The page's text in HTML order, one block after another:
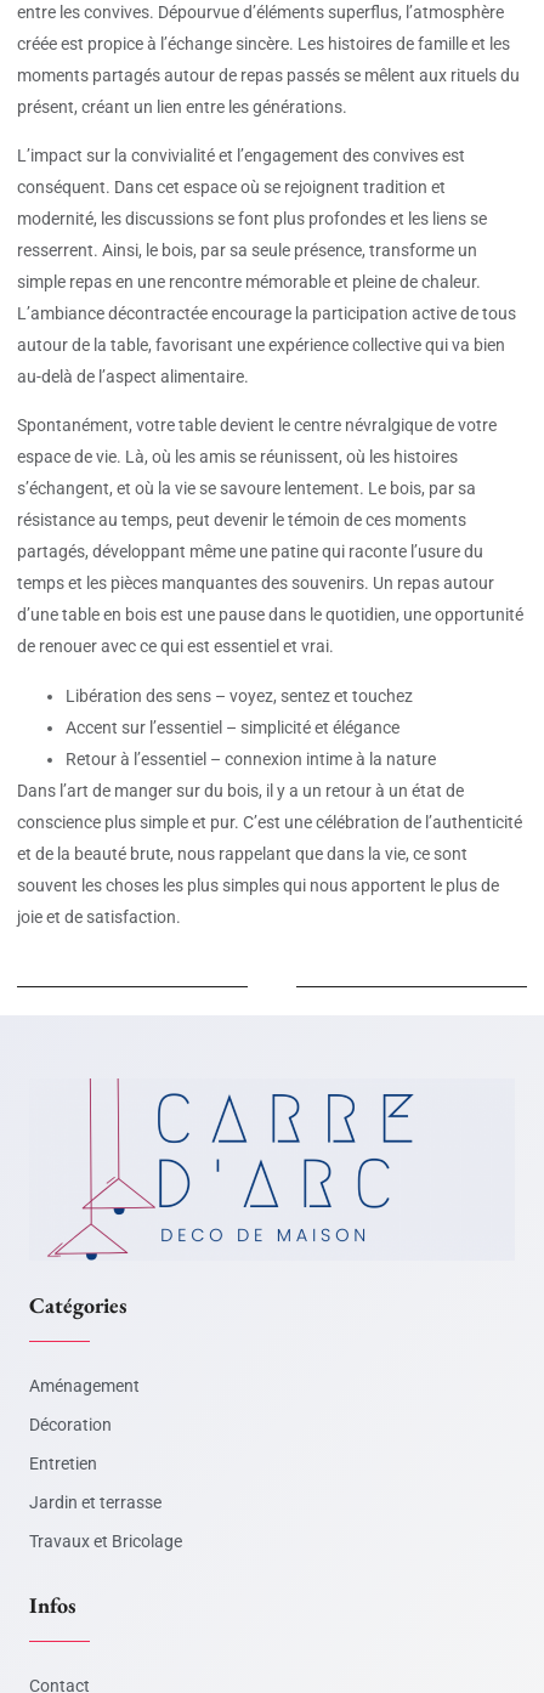
entre les convives. Dépourvue d’éléments superflus, l’atmosphère
créée est propice à l’échange sincère. Les histoires de famille et les
moments partagés autour de repas passés se mêlent aux rituels du
présent, créant un lien entre les générations.
L’impact sur la convivialité et l’engagement des convives est
conséquent. Dans cet espace où se rejoignent tradition et
modernité, les discussions se font plus profondes et les liens se
resserrent. Ainsi, le bois, par sa seule présence, transforme un
simple repas en une rencontre mémorable et pleine de chaleur.
L’ambiance décontractée encourage la participation active de tous
autour de la table, favorisant une expérience collective qui va bien
au-delà de l’aspect alimentaire.
Spontanément, votre table devient le centre névralgique de votre
espace de vie. Là, où les amis se réunissent, où les histoires
s’échangent, et où la vie se savoure lentement. Le bois, par sa
résistance au temps, peut devenir le témoin de ces moments
partagés, développant même une patine qui raconte l’usure du
temps et les pièces manquantes des souvenirs. Un repas autour
d’une table en bois est une pause dans le quotidien, une opportunité
de renouer avec ce qui est essentiel et vrai.
Libération des sens – voyez, sentez et touchez
Accent sur l’essentiel – simplicité et élégance
Retour à l’essentiel – connexion intime à la nature
Dans l’art de manger sur du bois, il y a un retour à un état de
conscience plus simple et pur. C’est une célébration de l’authenticité
et de la beauté brute, nous rappelant que dans la vie, ce sont
souvent les choses les plus simples qui nous apportent le plus de
joie et de satisfaction.
Catégories
Aménagement
Décoration
Entretien
Jardin et terrasse
Travaux et Bricolage
Infos
Contact